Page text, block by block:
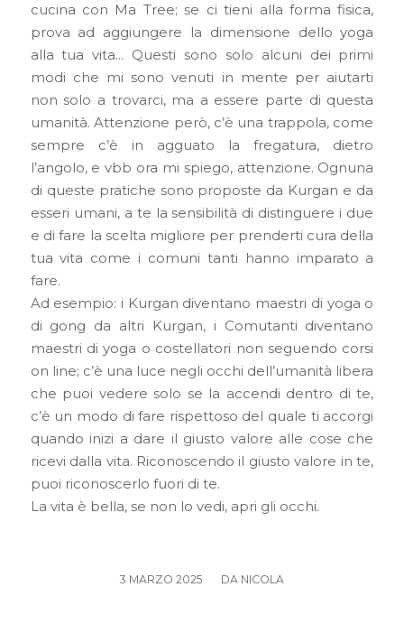
cucina con Ma Tree; se ci tieni alla forma fisica,
prova ad aggiungere la dimensione dello yoga
alla tua vita… Questi sono solo alcuni dei primi
modi che mi sono venuti in mente per aiutarti
non solo a trovarci, ma a essere parte di questa
umanità. Attenzione però, c’è una trappola, come
sempre c’è in agguato la fregatura, dietro
l’angolo, e vbb ora mi spiego, attenzione. Ognuna
di queste pratiche sono proposte da Kurgan e da
esseri umani, a te la sensibilità di distinguere i due
e di fare la scelta migliore per prenderti cura della
tua vita come i comuni tanti hanno imparato a
fare.
Ad esempio: i Kurgan diventano maestri di yoga o
di gong da altri Kurgan, i Comutanti diventano
maestri di yoga o costellatori non seguendo corsi
on line; c’è una luce negli occhi dell’umanità libera
che puoi vedere solo se la accendi dentro di te,
c’è un modo di fare rispettoso del quale ti accorgi
quando inizi a dare il giusto valore alle cose che
ricevi dalla vita. Riconoscendo il giusto valore in te,
puoi riconoscerlo fuori di te.
La vita è bella, se non lo vedi, apri gli occhi.
3 MARZO 2025
/ DA NICOLA